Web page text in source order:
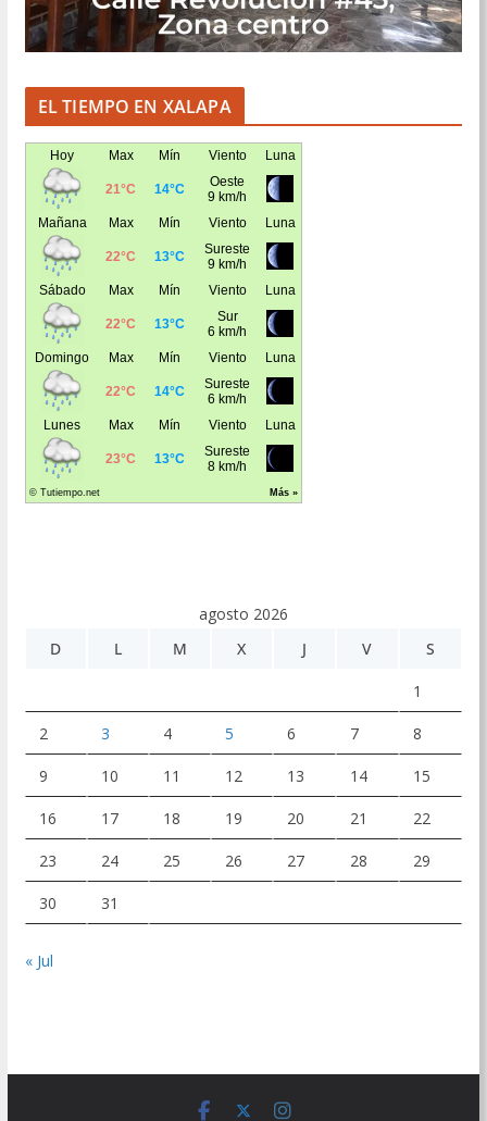
EL TIEMPO EN XALAPA
agosto 2026
D
L M X J V S
1
2 3 4 5 6 7 8
9 10 11 12 13 14 15
16 17 18 19 20 21 22
23 24 25 26 27 28 29
30 31
« Jul